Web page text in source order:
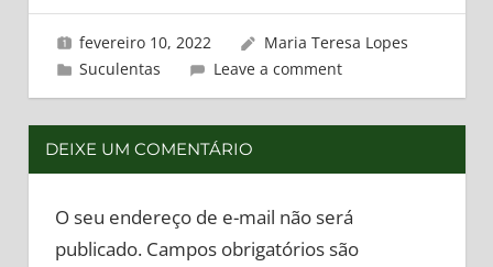
fevereiro 10, 2022
Maria Teresa Lopes
Suculentas
Leave a comment
DEIXE UM COMENTÁRIO
O seu endereço de e-mail não será
publicado. Campos obrigatórios são